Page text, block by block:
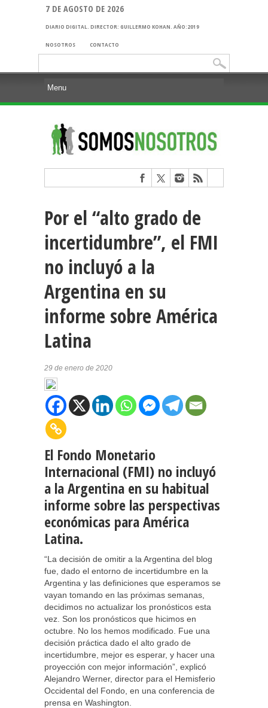
7 DE AGOSTO DE 2026
DIARIO DIGITAL. DIRECTOR: GUILLERMO KOHAN. AÑO:2019
NOSOTROS CONTACTO
Por el “alto grado de
incertidumbre”, el FMI
no incluyó a la
Argentina en su
informe sobre América
Latina
29 de enero de 2020
El Fondo Monetario
Internacional (FMI) no incluyó
a la Argentina en su habitual
informe sobre las perspectivas
económicas para América
Latina.
“La decisión de omitir a la Argentina del blog
fue, dado el entorno de incertidumbre en la
Argentina y las definiciones que esperamos se
vayan tomando en las próximas semanas,
decidimos no actualizar los pronósticos esta
vez. Son los pronósticos que hicimos en
octubre. No los hemos modificado. Fue una
decisión práctica dado el alto grado de
incertidumbre, mejor es esperar, y hacer una
proyección con mejor información”, explicó
Alejandro Werner, director para el Hemisferio
Occidental del Fondo, en una conferencia de
prensa en Washington.